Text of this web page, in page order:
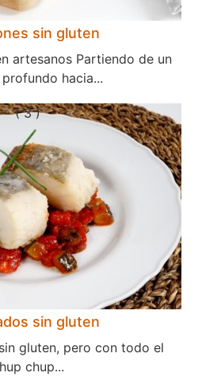
sin gluten
artesanos Partiendo de un
hacia...
( 3 )
sin gluten
gluten, pero con todo el
chup...